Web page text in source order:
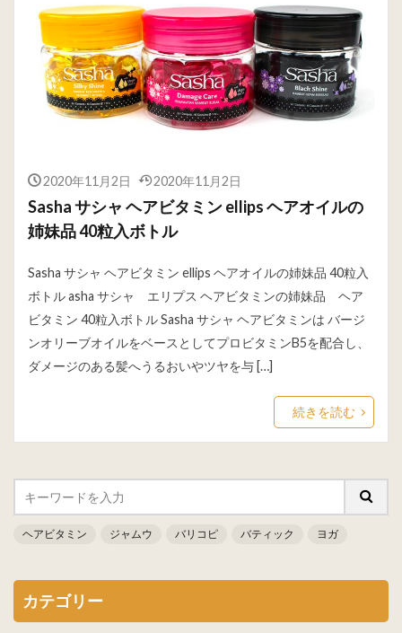
2020年11月2日 2020年11月2日
Sasha サシャ ヘアビタミン ellips ヘアオイルの
姉妹品 40粒入ボトル
Sasha サシャ ヘアビタミン ellips ヘアオイルの姉妹品 40粒入
ボトル asha サシャ エリプス ヘアビタミンの姉妹品 ヘア
ビタミン 40粒入ボトル Sasha サシャ ヘアビタミンは バージ
ンオリーブオイルをベースとしてプロビタミンB5を配合し、
ダメージのある髪へうるおいやツヤを与 […]
続きを読む
ヘアビタミン ジャムウ バリコピ バティック ヨガ
カテゴリー